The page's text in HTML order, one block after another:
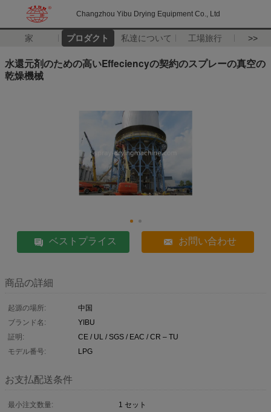
Changzhou Yibu Drying Equipment Co., Ltd
家 プロダクト 私達について 工場旅行 >>
水還元剤のための高いEffeciencyの契約のスプレーの真空の
乾燥機械
ベストプライス お問い合わせ
商品の詳細
起源の場所:
中国
ブランド名:
YIBU
証明:
CE / UL / SGS / EAC / CR – TU
モデル番号:
LPG
お支払配送条件
最小注文数量:
1 セット